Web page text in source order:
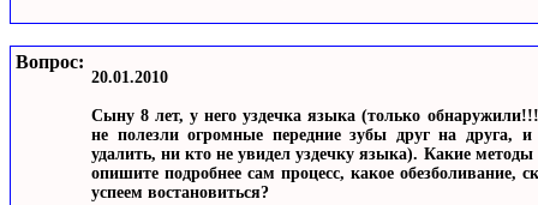
Вопрос:
20.01.2010
Сыну 8 лет, у него уздечка языка (только
не полезли огромные передние зубы друг на друга,
удалить, ни кто не увидел уздечку языка). Какие
опишите подробнее сам процесс, какое
успеем востановиться?